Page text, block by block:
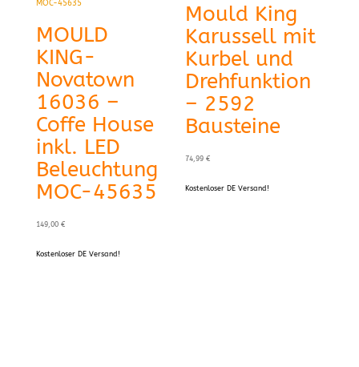
MOULD
KING-
Novatown
16036 –
Coffe House
inkl. LED
Beleuchtung
MOC-45635
149,00 €
Kostenloser DE Versand!
Mould King
Karussell mit
Kurbel und
Drehfunktion
– 2592
Bausteine
74,99€
Kostenloser DE Versand!